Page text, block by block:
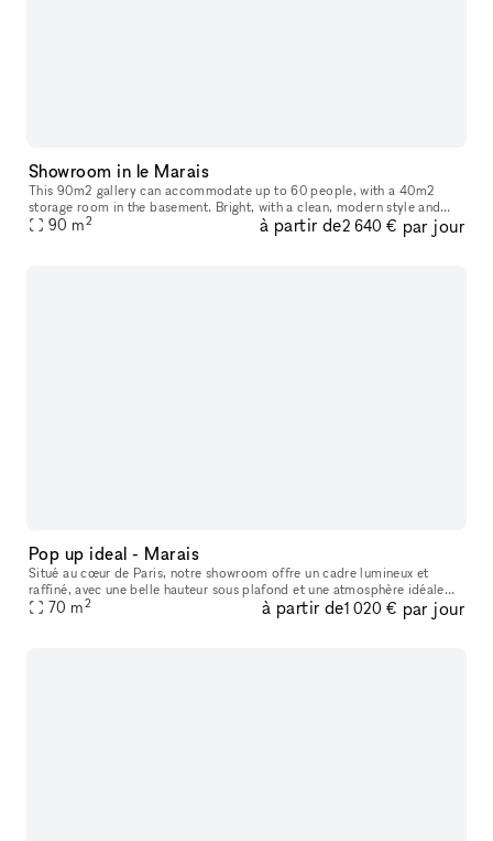
Showroom in le Marais
This 90m2 gallery can accommodate up to 60 people, with a 40m2
storage room in the basement. Bright, with a clean, modern style and
ample hanging space, this gallery is ideal for art exhibitions, sh
90 m2 à partir de2 640 € par jour
Pop up ideal - Marais
Situé au cœur de Paris, notre showroom offre un cadre lumineux et
raffiné, avec une belle hauteur sous plafond et une atmosphère idéale
pour accueillir des marques, des collections et des événements
70 m2 à partir de1 020 € par jour